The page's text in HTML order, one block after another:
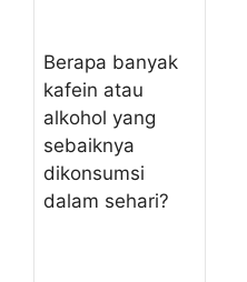
Berapa banyak
kafein atau
alkohol yang
sebaiknya
dikonsumsi
dalam sehari?